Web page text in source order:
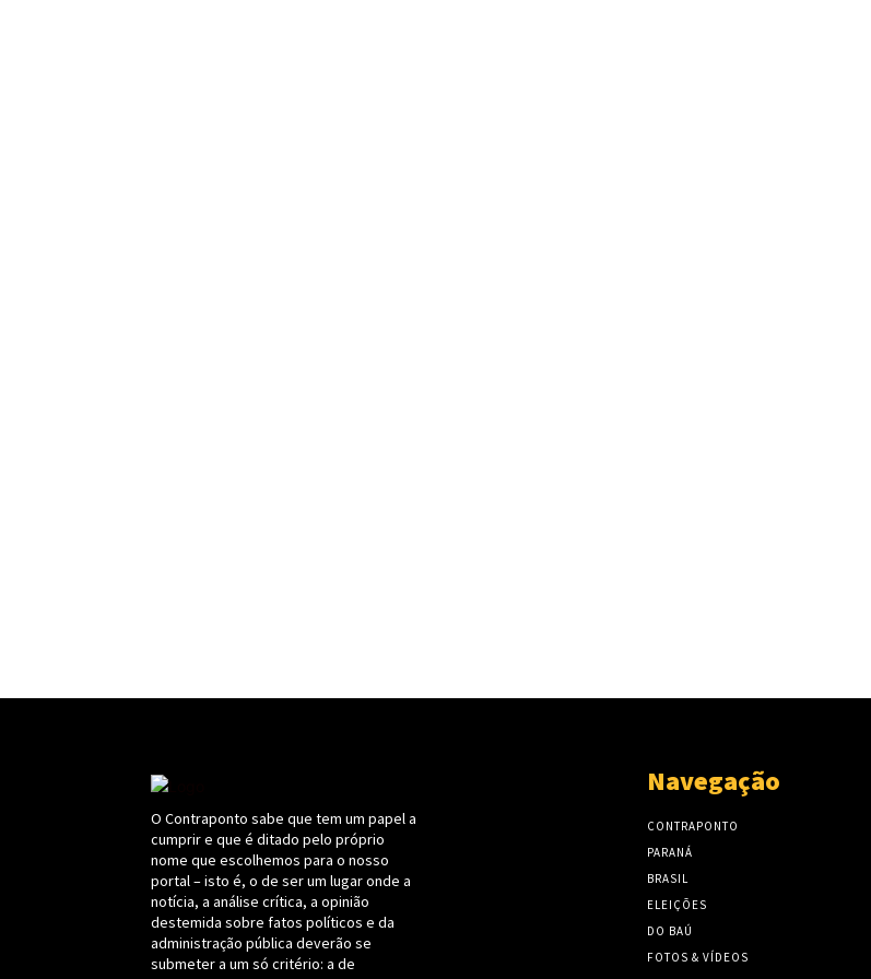
O Contraponto sabe que tem um papel a
cumprir e que é ditado pelo próprio
nome que escolhemos para o nosso
portal – isto é, o de ser um lugar onde a
notícia, a análise crítica, a opinião
destemida sobre fatos políticos e da
administração pública deverão se
submeter a um só critério: a de
Navegação
CONTRAPONTO
PARANÁ
BRASIL
ELEIÇÕES
DO BAÚ
FOTOS & VÍDEOS